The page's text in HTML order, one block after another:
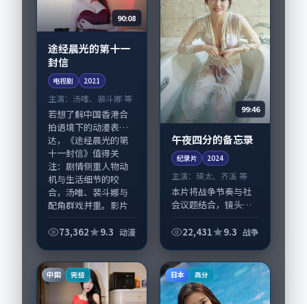
90:08
途经晨光的第十一
封信
电视剧 2021
主演： 汤唯、裴斗娜 等
若想了解中国香港合
拍语境下的动漫表
达，《途经晨光的第
十一封信》值得关
注：剧情侧重人物动
机与生活细节的咬
合，汤唯、裴斗娜与
配角群戏并重。影片
73,362
9.3 动漫
99:46
午夜四分的备忘录
纪录片 2024
主演：瑛太、齐溪 等
本片将战争节奏与社
会议题结合，镜头语
《午夜四分的备忘
线；取景与声音设计
凸显中国大陆城市质
感，适...
22,431 9.3 战争
中国 完结 日本 高分